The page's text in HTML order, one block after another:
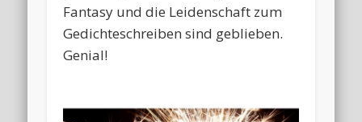
Fantasy und die Leidenschaft zum
Gedichteschreiben sind geblieben.
Genial!